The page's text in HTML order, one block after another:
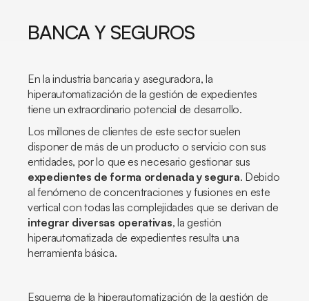
BANCA Y SEGUROS
En la industria bancaria y aseguradora, la
hiperautomatización de la gestión de expedientes
tiene un extraordinario potencial de desarrollo.
Los millones de clientes de este sector suelen
disponer de más de un producto o servicio con sus
entidades, por lo que es necesario gestionar sus
expedientes de forma ordenada y segura. Debido
al fenómeno de concentraciones y fusiones en este
vertical con todas las complejidades que se derivan de
integrar diversas operativas, la gestión
hiperautomatizada de expedientes resulta una
herramienta básica.
Esquema de la hiperautomatización de la gestión de